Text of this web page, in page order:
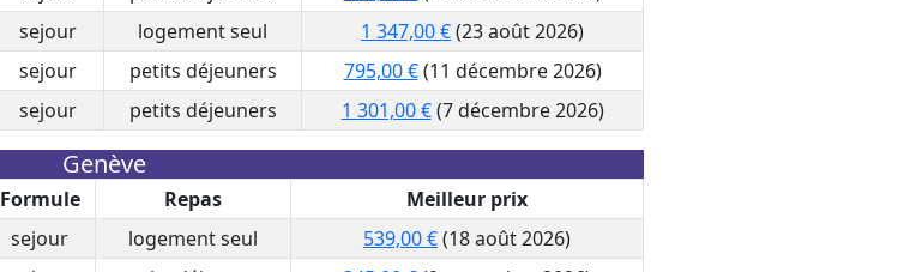
sejour logement seul 1 347,00 €(23 août 2026)
sejour petits déjeuners 795,00 €(11 décembre 2026)
sejour petits déjeuners 1 301,00 €(7 décembre 2026)
Genève
Formule Repas
Meilleur prix
sejour logement seul 539,00 €(18 août 2026)